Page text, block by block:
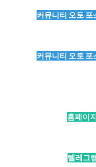
커뮤니티 오토
커뮤니티 오토
홈페이
텔레그